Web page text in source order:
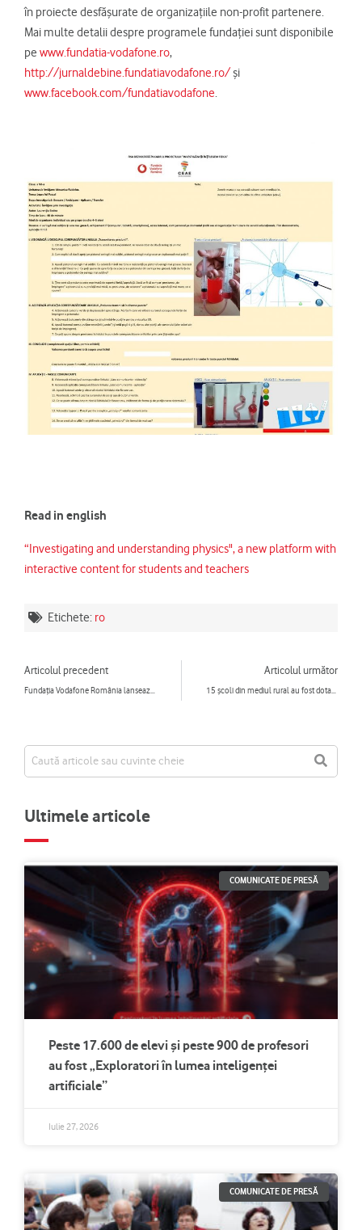
în proiecte desfăşurate de organizaţiile non-profit partenere.
Mai multe detalii despre programele fundaţiei sunt disponibile
pe www.fundatia-vodafone.ro,
http://jurnaldebine.fundatiavodafone.ro/și
www.facebook.com/fundatiavodafone.
Read in english
“Investigating and understanding physics", a new platform with
interactive content for students and teachers
Etichete: ro
Articolul precedent
Fundația Vodafone România lansează a șaptea rundă de finanțare „Fondul pentru Fapte Bune”
Articolul următor
15 şcoli din mediul rural au fost dotate cu echipamente IT și software de peste 80.000 de euro
Ultimele articole
COMUNICATE DE PRESĂ
Peste 17.600 de elevi și peste 900 de profesori
au fost „Exploratori în lumea inteligenței
artificiale”
Iulie 27, 2026
COMUNICATE DE PRESĂ